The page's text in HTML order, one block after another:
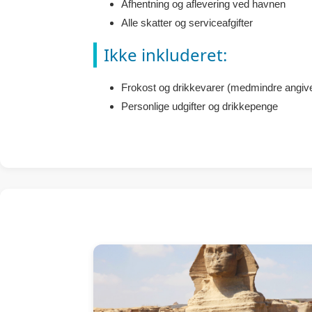
Afhentning og aflevering ved havnen
Alle skatter og serviceafgifter
Ikke inkluderet:
Frokost og drikkevarer (medmindre
Personlige udgifter og drikkepenge